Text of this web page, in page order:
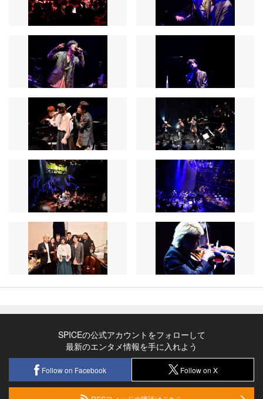
SPICEの公式アカウントをフォローして
最新のエンタメ情報を手に入れよう
Follow on Facebook Follow on X